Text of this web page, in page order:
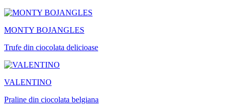
MONTY BOJANGLES
Trufe din ciocolata delicioase
VALENTINO
Praline din ciocolata belgiana